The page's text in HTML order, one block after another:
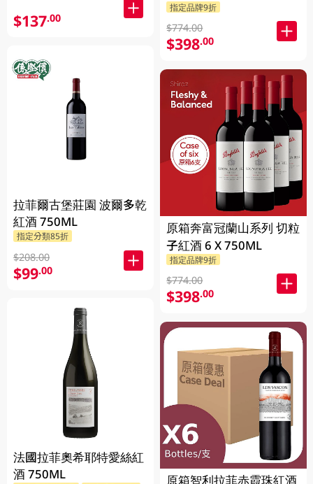
$137.00
拉菲爾古堡莊園 波爾多乾
紅酒 750ML
指定分類85折
$208.00
$99.00
法國拉菲奧希耶特愛絲紅
酒 750ML
指定品牌9折
$774.00
$398.00
原箱奔富冠蘭山系列 切粒
子紅酒 6 X 750ML
指定品牌9折
$774.00
$398.00
原箱智利拉菲赤霞珠紅酒